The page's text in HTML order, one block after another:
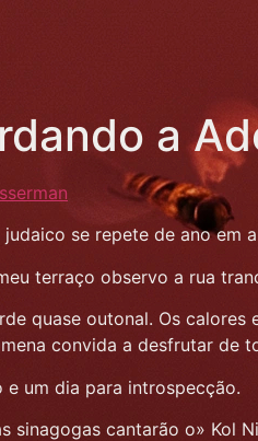
a
judaico se repete de ano em
terraço observo a rua
quase outonal. Os
convida a desfrutar de
e um dia para introspecção.
sinagogas cantarão o» Kol